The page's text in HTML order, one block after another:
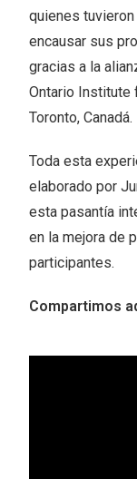
quienes
encausar sus
gracias a la
Ontario Institute
Toronto, Canadá.
Toda esta
elaborado por
esta pasantía
en la mejora de
participantes.
Compartimos